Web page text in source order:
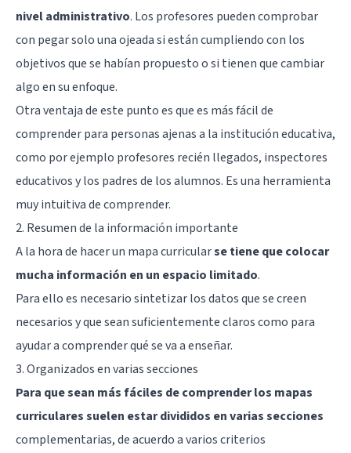
nivel administrativo. Los profesores pueden comprobar
con pegar solo una ojeada si están cumpliendo con los
objetivos que se habían propuesto o si tienen que cambiar
algo en su enfoque.
Otra ventaja de este punto es que es más fácil de
comprender para personas ajenas a la institución educativa,
como por ejemplo profesores recién llegados, inspectores
educativos y los padres de los alumnos. Es una herramienta
muy intuitiva de comprender.
2. Resumen de la información importante
A la hora de hacer un mapa curricularse tiene que colocar
mucha información en un espacio limitado.
Para ello es necesario sintetizar los datos que se creen
necesarios y que sean suficientemente claros como para
ayudar a comprender qué se va a enseñar.
3. Organizados en varias secciones
Para que sean más fáciles de comprender los mapas
curriculares suelen estar divididos en varias secciones
complementarias, de acuerdo a varios criterios